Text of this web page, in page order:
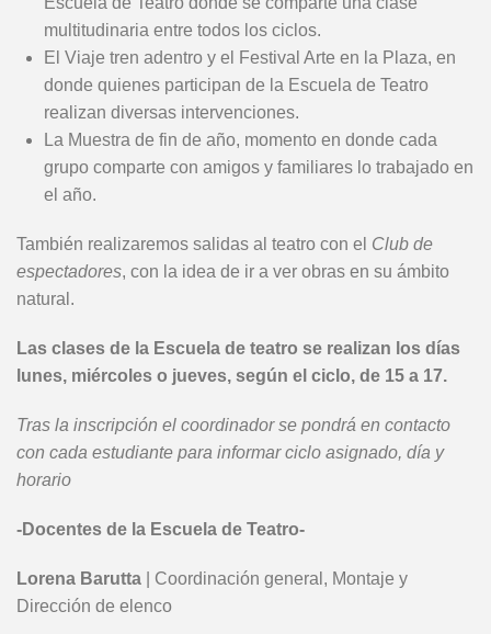
multitudinaria entre todos los ciclos.
El Viaje tren adentro y el Festival Arte en la Plaza, en
donde quienes participan de la Escuela de Teatro
realizan diversas intervenciones.
La Muestra de fin de año, momento en donde cada
grupo comparte con amigos y familiares lo trabajado en
el año.
También realizaremos salidas al teatro con el Club de
espectadores, con la idea de ir a ver obras en su ámbito
natural.
Las clases de la Escuela de teatro se realizan los días
lunes, miércoles o jueves, según el ciclo, de 15 a 17.
Tras la inscripción el coordinador se pondrá en contacto
con cada estudiante para informar ciclo asignado, día y
horario
-Docentes de la Escuela de Teatro-
Lorena Barutta | Coordinación general, Montaje y
Dirección de elenco